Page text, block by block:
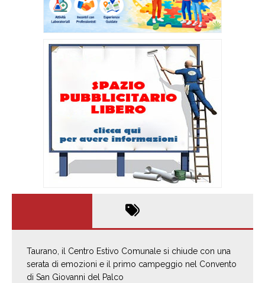
Taurano, il Centro Estivo Comunale si chiude con una
serata di emozioni e il primo campeggio nel Convento
di San Giovanni del Palco